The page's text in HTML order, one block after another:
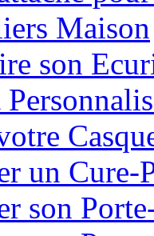
Maison
son
un Cure-
son